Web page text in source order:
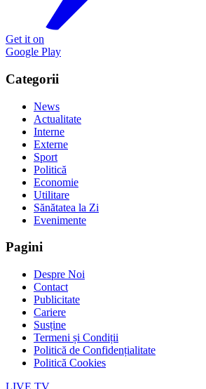
Get it on
Google Play
Categorii
News
Actualitate
Interne
Externe
Sport
Politică
Economie
Utilitare
Sănătatea la Zi
Evenimente
Pagini
Despre Noi
Contact
Publicitate
Cariere
Susține
Termeni și Condiții
Politică de Confidențialitate
Politică Cookies
LIVE TV